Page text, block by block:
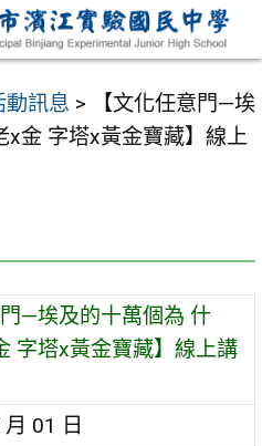
動訊息 >
【文化任意門—埃
x金 字塔x黃金寶藏】線上
門—埃及的十萬個為 什
字塔x黃金寶藏】線上講
01 日